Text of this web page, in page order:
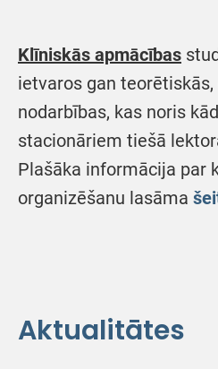
Klīniskās apmācības
ietvaros gan
nodarbības, kas noris
stacionāriem tiešā
Plašāka informācija par
organizēšanu lasāma
Aktualitātes